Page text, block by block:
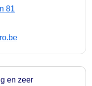
81
en zeer